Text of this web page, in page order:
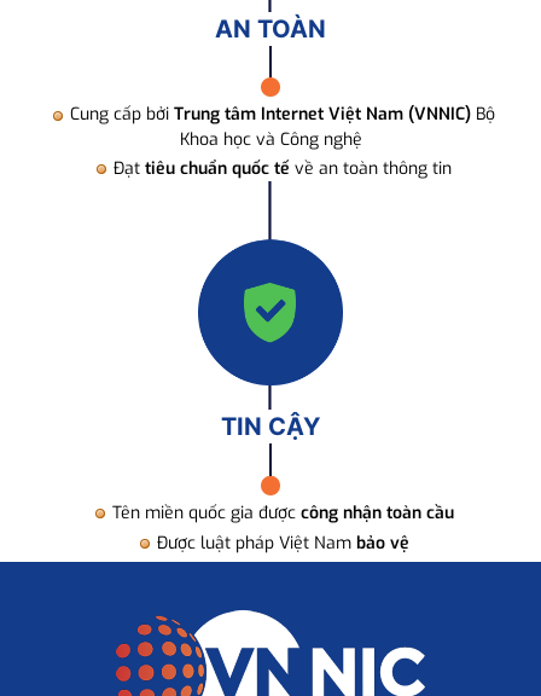
AN TOÀN
Cung cấp bởi Trung tâm Internet Việt Nam (VNNIC) Bộ
Khoa học và Công nghệ
Đạt tiêu chuẩn quốc tế về an toàn thông tin
TIN CẬY
Tên miền quốc gia được công nhận toàn cầu
Được luật pháp Việt Nam bảo vệ